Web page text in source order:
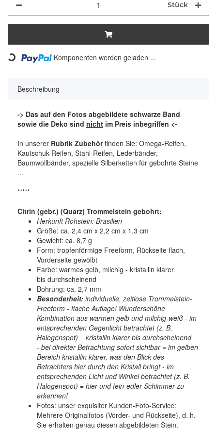
Stück
Loading... Komponenten werden geladen ...
Beschreibung
-> Das auf den Fotos abgebildete schwarze Band
sowie die Deko sind nicht im Preis inbegriffen <-
In unserer Rubrik Zubehörfinden Sie: Omega-Reifen,
Kautschuk-Reifen, Stahl-Reifen, Lederbänder,
Baumwollbänder, spezielle Silberketten für gebohrte Steine
...
*****
Citrin (gebr.) (Quarz) Trommelstein gebohrt:
Herkunft Rohstein: Brasilien
Größe: ca. 2,4 cm x 2,2 cm x 1,3 cm
Gewicht: ca. 8,7 g
Form: tropfenförmige Freeform, Rückseite flach,
Vorderseite gewölbt
Farbe: warmes gelb, milchig - kristallin klarer
bis durchscheinend
Bohrung: ca. 2,7 mm
Besonderheit: individuelle, zeitlose Trommelstein-
Freeform - flache Auflage! Wunderschöne
Kombination aus warmen gelb und milchig-weiß - im
entsprechenden Gegenlicht betrachtet (z. B.
Halogenspot) = kristallin klarer bis durchscheinend
- bei direkter Betrachtung sofort sichtbar = im gelben
Bereich kristallin klarer, was den Blick des
Betrachters hier durch den Kristall bringt - im
entsprechenden Licht und Winkel betrachtet (z. B.
Halogenspot) = hier und fein-edler Schimmer zu
erkennen!
Fotos: unser exquisiter Kunden-Foto-Service:
Mehrere Originalfotos (Vorder- und Rückseite), d. h.
Sie erhalten genau diesen abgebildeten Stein.